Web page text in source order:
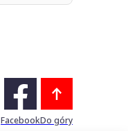
FacebookDo góry